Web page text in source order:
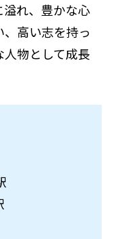
れ、豊かな心
高い志を持っ
物として成長